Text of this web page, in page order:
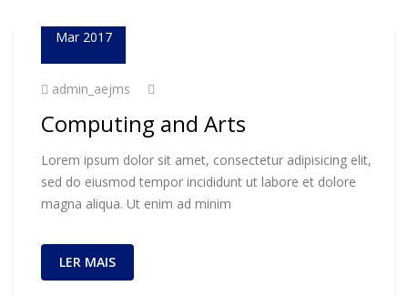
Mar 2017
admin_aejms
Computing and Arts
Lorem ipsum dolor sit amet, consectetur adipisicing elit,
sed do eiusmod tempor incididunt ut labore et dolore
magna aliqua. Ut enim ad minim
LER MAIS